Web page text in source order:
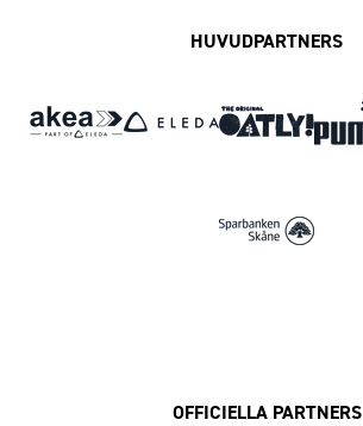
HUVUDPARTNERS
OFFICIELLA PARTNERS